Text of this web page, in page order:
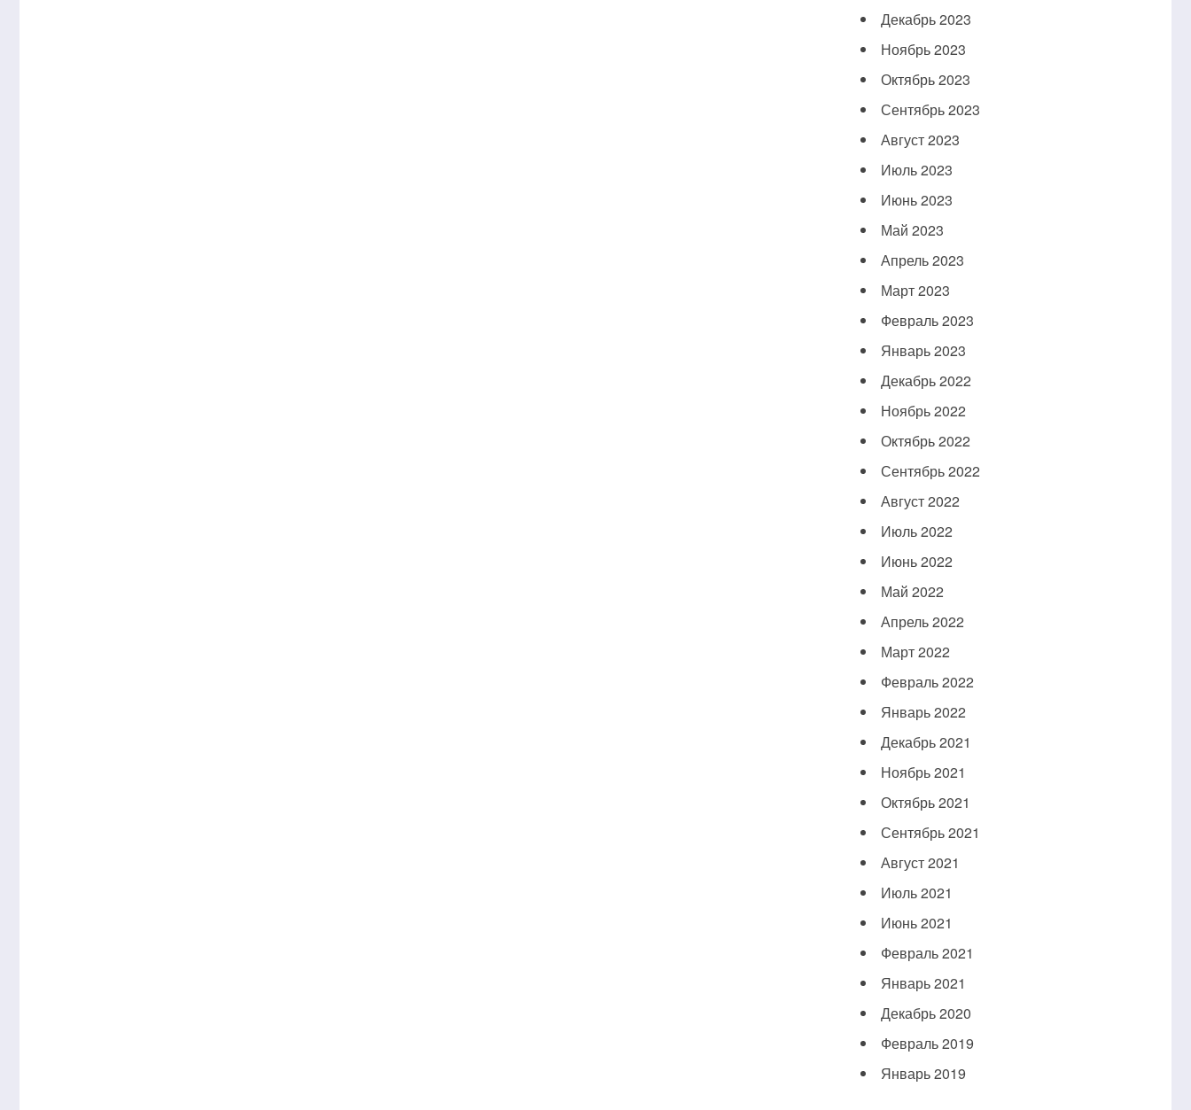
Декабрь 2023
Ноябрь 2023
Октябрь 2023
Сентябрь 2023
Август 2023
Июль 2023
Июнь 2023
Май 2023
Апрель 2023
Март 2023
Февраль 2023
Январь 2023
Декабрь 2022
Ноябрь 2022
Октябрь 2022
Сентябрь 2022
Август 2022
Июль 2022
Июнь 2022
Май 2022
Апрель 2022
Март 2022
Февраль 2022
Январь 2022
Декабрь 2021
Ноябрь 2021
Октябрь 2021
Сентябрь 2021
Август 2021
Июль 2021
Июнь 2021
Февраль 2021
Январь 2021
Декабрь 2020
Февраль 2019
Январь 2019